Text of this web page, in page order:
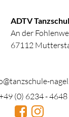
ADTV
An der
67112
-
(0) 6234 - 4648